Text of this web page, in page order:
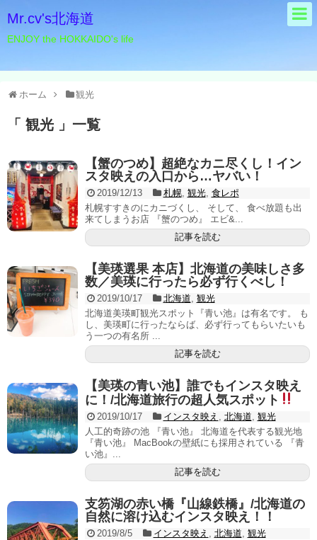
Mr.cv's北海道
ENJOY the HOKKAIDO's life
ホーム 観光
「 観光 」一覧
【蟹のつめ】超絶なカニ尽くし！イン
スタ映えの入口から…ヤバい！
2019/12/13 札幌, 観光, 食レポ
札幌すすきのにカニづくし、 そして、 食べ放題も出
来てしまうお店 『蟹のつめ』 エビ&...
記事を読む
【美瑛選果 本店】北海道の美味しさ多
数／美瑛に行ったら必ず行くべし！
2019/10/17 北海道, 観光
北海道美瑛町観光スポット『青い池』は有名です。 も
し、美瑛町に行ったならば、必ず行ってもらいたいも
う一つの有名所 ...
記事を読む
【美瑛の青い池】誰でもインスタ映え
に！/北海道旅行の超人気スポット
2019/10/17 インスタ映え 北海道 観光
人工的奇跡の池 『青い池』 北海道を代表する観光地
『青い池』 MacBookの壁紙にも採用されている 『青
い池』...
記事を読む
支笏湖の赤い橋『山線鉄橋』/北海道の
自然に溶け込むインスタ映え！！
2019/8/5 インスタ映え 北海道 観光